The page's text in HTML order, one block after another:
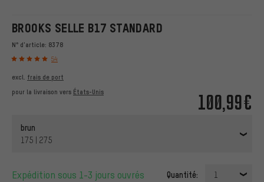
BROOKS SELLE B17 STANDARD
N° d'article: 8378
54
100,99€
excl. frais de port
pour la livraison vers États-Unis
brun
175 | 275
Expédition sous 1-3 jours ouvrés Quantité: 1